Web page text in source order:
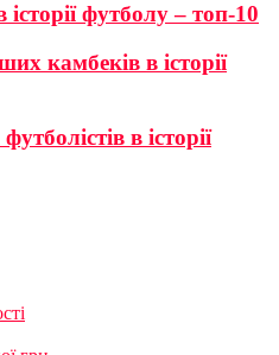
футболу – топ-10
камбеків в історії
в історії